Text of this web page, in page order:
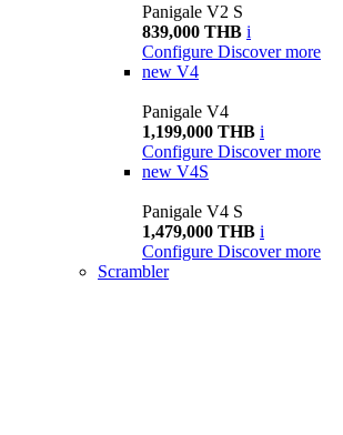
Panigale V2 S
839,000 THB i
Configure Discover more
new V4
Panigale V4
1,199,000 THB i
Configure Discover more
new V4S
Panigale V4 S
1,479,000 THB i
Configure Discover more
Scrambler